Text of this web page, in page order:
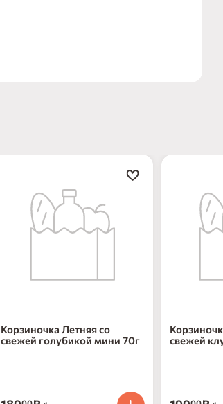
Корзиночка Летняя со
свежей голубикой мини 70г
свежей